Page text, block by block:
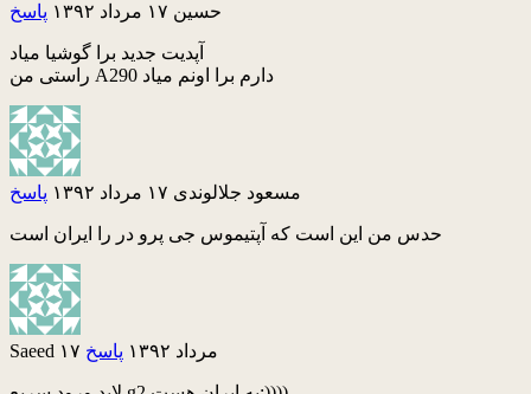
حسین ۱۷ مرداد ۱۳۹۲ پاسخ
آپدیت جدید برا گوشیا میاد
راستی من A290 دارم برا اونم میاد
مسعود جلالوندی ۱۷ مرداد ۱۳۹۲ پاسخ
حدس من این است که آپتیموس جی پرو در را ایران است
Saeed ۱۷ مرداد ۱۳۹۲ پاسخ